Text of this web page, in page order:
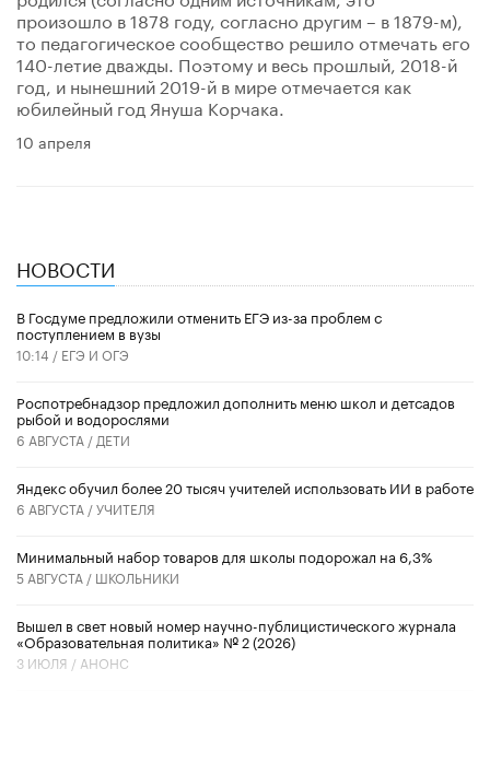
произошло в 1878 году, согласно другим – в 1879-м),
то педагогическое сообщество решило отмечать его
140-летие дважды. Поэтому и весь прошлый, 2018-й
год, и нынешний 2019-й в мире отмечается как
юбилейный год Януша Корчака.
10 апреля
НОВОСТИ
В Госдуме предложили отменить ЕГЭ из-за проблем с
поступлением в вузы
10:14 / ЕГЭ И ОГЭ
Роспотребнадзор предложил дополнить меню школ и детсадов
рыбой и водорослями
6 АВГУСТА / ДЕТИ
​Яндекс обучил более 20 тысяч учителей использовать ИИ в работе
6 АВГУСТА /УЧИТЕЛЯ
Минимальный набор товаров для школы подорожал на 6,3%
5 АВГУСТА / ШКОЛЬНИКИ
Вышел в свет новый номер научно-публицистического журнала
«Образовательная политика» № 2 (2026)
3 ИЮЛЯ / АНОНС